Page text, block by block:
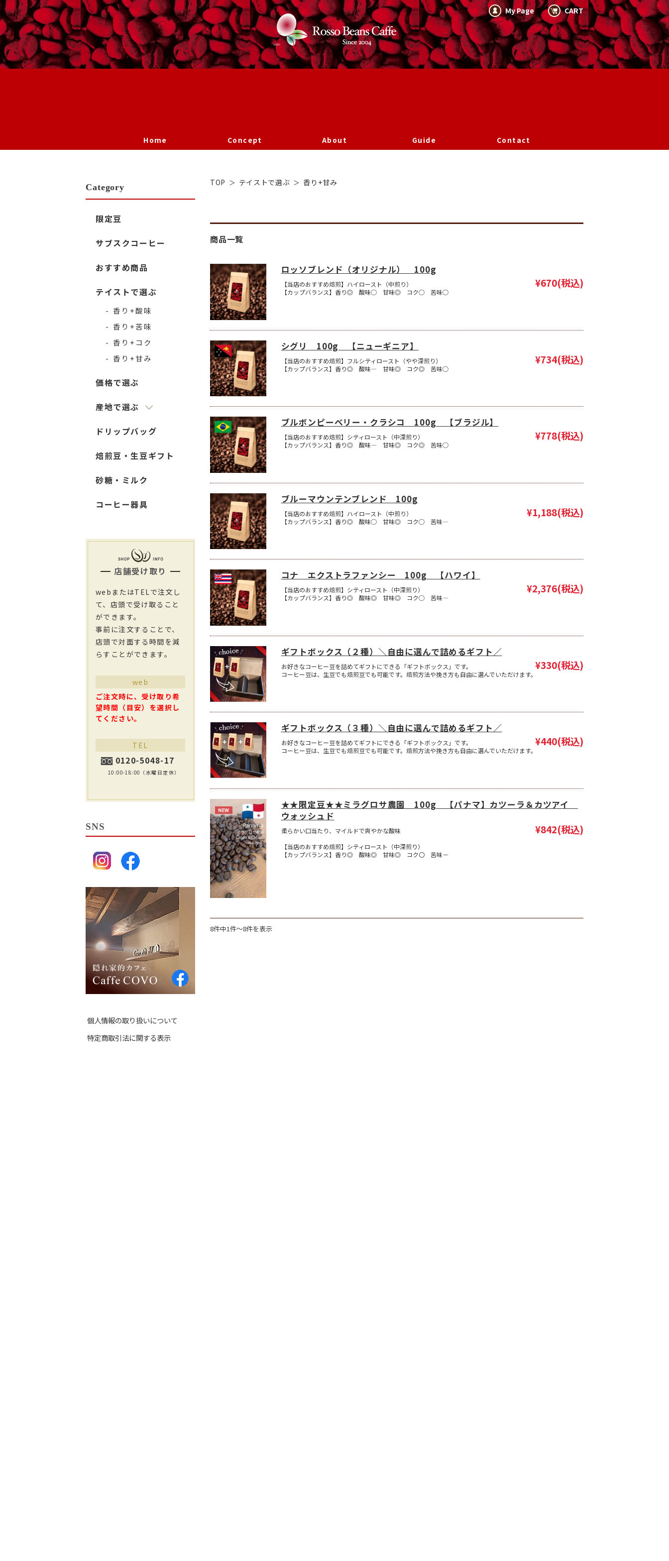
My Page CART
Home Concept About Guide Contact
TOP テイストで選ぶ 香り+甘み
商品一覧
ロッソブレンド（オリジナル） 100g
¥670(税込)
【当店のおすすめ焙煎】ハイロースト（中煎り）
【カップバランス】香り◎ 酸味○ 甘味◎ コク○ 苦味○
シグリ 100g 【ニューギニア】
¥734(税込)
【当店のおすすめ焙煎】フルシティロースト（やや深煎り）
【カップバランス】香り◎ 酸味― 甘味◎ コク◎ 苦味○
ブルボンピーベリー・クラシコ 100g 【ブラジル】
¥778(税込)
【当店のおすすめ焙煎】シティロースト（中深煎り）
【カップバランス】香り◎ 酸味― 甘味◎ コク◎ 苦味○
ブルーマウンテンブレンド 100g
¥1,188(税込)
【当店のおすすめ焙煎】ハイロースト（中煎り）
【カップバランス】香り◎ 酸味○ 甘味◎ コク○ 苦味―
コナ エクストラファンシー 100g 【ハワイ】
¥2,376(税込)
【当店のおすすめ焙煎】シティロースト（中深煎り）
【カップバランス】香り◎ 酸味◎ 甘味◎ コク○ 苦味―
ギフトボックス（２種）＼自由に選んで詰めるギフト／
¥330(税込)
お好きなコーヒー豆を詰めてギフトにできる「ギフトボックス」です。
コーヒー豆は、生豆でも焙煎豆でも可能です。焙煎方法や挽き方も自由に選んでいただけます。
ギフトボックス（３種）＼自由に選んで詰めるギフト／
¥440(税込)
お好きなコーヒー豆を詰めてギフトにできる「ギフトボックス」です。
コーヒー豆は、生豆でも焙煎豆でも可能です。焙煎方法や挽き方も自由に選んでいただけます。
★★限定豆★★ミラグロサ農園 100g 【パナマ】カツーラ＆カツアイ
ウォッシュド
¥842(税込)
柔らかい口当たり、マイルドで爽やかな酸味
【当店のおすすめ焙煎】シティロースト（中深煎り）
【カップバランス】香り◎ 酸味◎ 甘味◎ コク〇 苦味－
8件中1件～8件を表示
Category
限定豆
サブスクコーヒー
おすすめ商品
テイストで選ぶ
- 香り+酸味
- 香り+苦味
- 香り+コク
- 香り+甘み
価格で選ぶ
産地で選ぶ
ドリップバッグ
焙煎豆・生豆ギフト
砂糖・ミルク
コーヒー器具
店舗受け取り
webまたはTELで注文し
て、店頭で受け取ること
ができます。
事前に注文することで、
店頭で対面する時間を減
らすことができます。
web
ご注文時に、受け取り希
望時間（目安）を選択し
てください。
TEL
0120-5048-17
10:00-18:00（水曜日定休）
SNS
個人情報の取り扱いについて
特定商取引法に関する表示